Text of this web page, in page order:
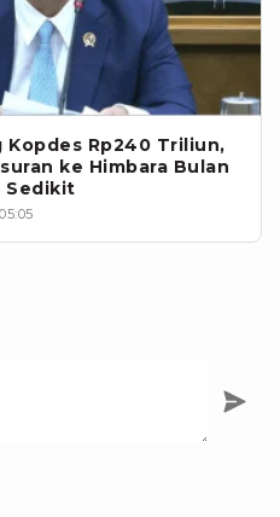
Kopdes Rp240 Triliun,
ke Himbara Bulan
Sedikit